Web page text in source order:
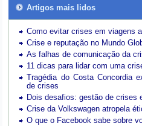
Artigos mais lidos
Como evitar crises em viagens
Crise e reputação no Mundo
As falhas de comunicação da
11 dicas para lidar com uma
Tragédia do Costa Concordia
de crises
Dois desafios: gestão de crises
Crise da Volkswagen atropela
O que o Facebook sabe sobre